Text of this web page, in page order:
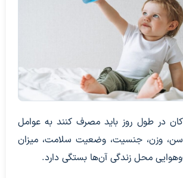
در طول روز باید مصرف کنند به عوامل
وزن، جنسیت، وضعیت سلامت، میزان
محل زندگی آن‌ها بستگی دارد.